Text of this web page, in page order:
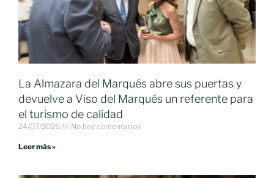
La Almazara del Marqués abre sus puertas y
devuelve a Viso del Marqués un referente para
el turismo de calidad
24/07/2026 No hay comentarios
Leer más »